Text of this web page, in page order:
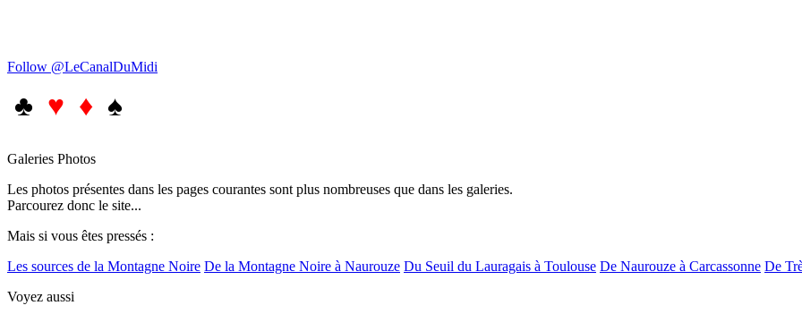
Follow @LeCanalDuMidi
♣ ♥ ♦ ♠
Galeries Photos
Les photos présentes dans les pages courantes sont plus nombreuses que dans les galeries.
Parcourez donc le site...
Mais si vous êtes pressés :
Les sources de la Montagne Noire De la Montagne Noire à Naurouze Du Seuil du Lauragais à Toulouse De Naurouze à Carcassonne De
Voyez aussi